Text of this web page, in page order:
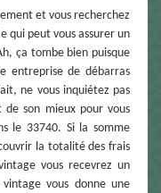
et vous recherchez
qui peut vous assurer un
ça tombe bien puisque
entreprise de débarras
ne vous inquiétez pas
son mieux pour vous
le 33740. Si la somme
la totalité des frais
vous recevrez un
vous donne une